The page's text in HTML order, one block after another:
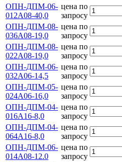
ОПН-ДПМ-06-
012А08-40,0
цена по
запросу
ОПН-ДПМ-08-
036А08-19,0
цена по
запросу
ОПН-ДПМ-08-
022А08-19,0
цена по
запросу
ОПН-ДПМ-06-
032А06-14,5
цена по
запросу
ОПН-ДПМ-05-
024А06-16,0
цена по
запросу
ОПН-ДПМ-04-
016А16-8,0
цена по
запросу
ОПН-ДПМ-04-
064А16-8,0
цена по
запросу
ОПН-ДПМ-06-
014А08-12.0
цена по
запросу